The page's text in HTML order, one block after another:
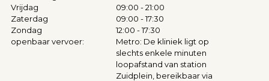
Vrijdag
09:00 - 21:00
Zaterdag
09:00 - 17:30
Zondag
12:00 - 17:30
openbaar vervoer:
Metro: De kliniek ligt op
slechts enkele minuten
loopafstand van station
Zuidplein, bereikbaar via